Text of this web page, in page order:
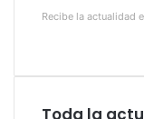
Recibe la actualidad
Toda la